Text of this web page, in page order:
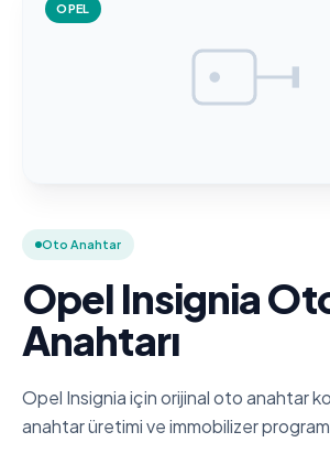
OPEL
Oto Anahtar
Opel Insignia
Anahtarı
Opel Insignia için orijinal oto anahtar
anahtar üretimi ve immobilizer